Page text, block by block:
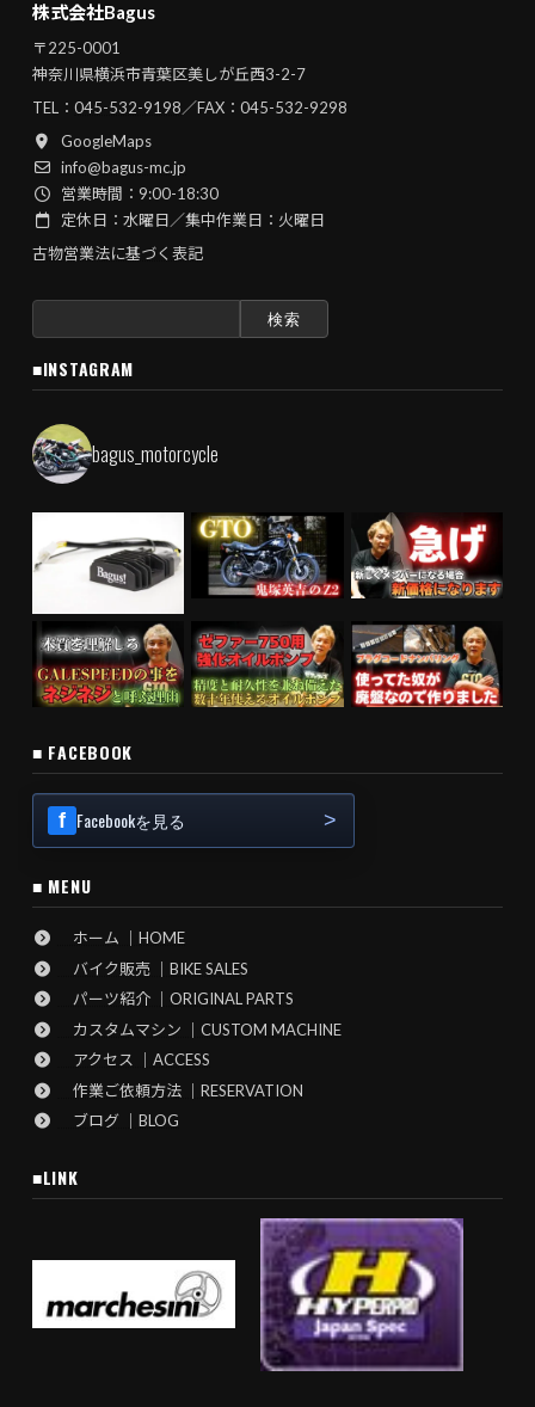
株式会社Bagus
〒225-0001
神奈川県横浜市青葉区美しが丘西3-2-7
TEL： 045-532-9198／FAX：045-532-9298
GoogleMaps
info@bagus-mc.jp
営業時間：9:00-18:30
定休日：水曜日／集中作業日：火曜日
古物営業法に基づく表記
■INSTAGRAM
bagus_motorcycle
■ FACEBOOK
Facebookを見る
■ MENU
ホーム ｜HOME
バイク販売 ｜BIKE SALES
パーツ紹介 ｜ORIGINAL PARTS
カスタムマシン ｜CUSTOM MACHINE
アクセス ｜ACCESS
作業ご依頼方法 ｜RESERVATION
ブログ ｜BLOG
■LINK